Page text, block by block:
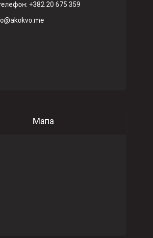
+382 20 675 359
Мапа